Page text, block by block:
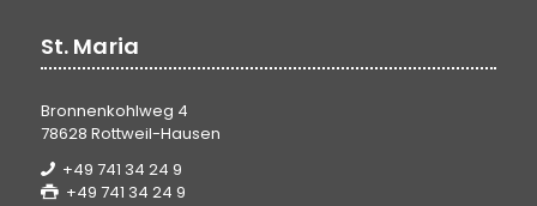
St. Maria
Bronnenkohlweg 4
78628 Rottweil-Hausen
+49 741 34 24 9
+49 741 34 24 9